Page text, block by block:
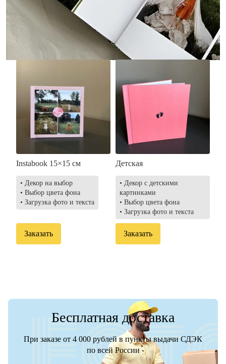
• Загрузка фото и текста
• Выбор цвета фона
• Загрузка фото и текста
Instabook 15×15 см
• Декор на выбор
• Выбор цвета фона
• Загрузка фото и текста
Заказать
Детская
• Декор с детскими
картинками
• Выбор цвета фона
• Загрузка фото и текста
Заказать
Бесплатная доставка
При заказе от 4 000 рублей в пункты выдачи СДЭК
по всей России